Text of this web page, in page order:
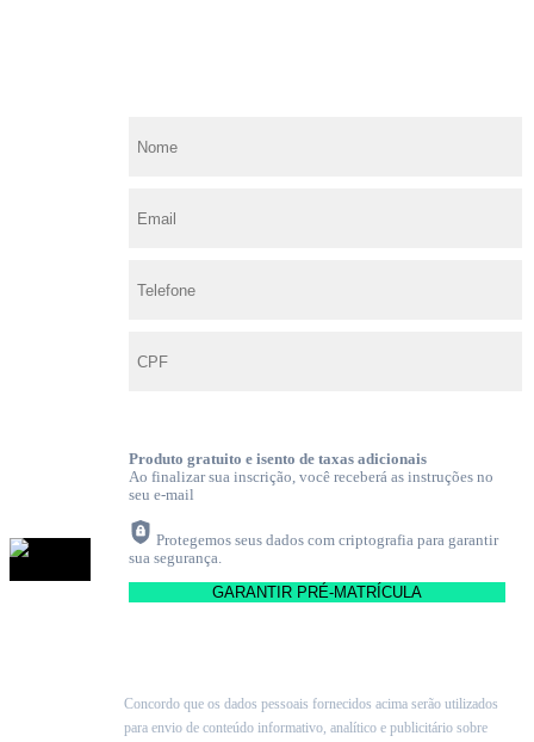
Produto gratuito e isento de taxas adicionais
Ao finalizar sua inscrição, você receberá as instruções no
seu e-mail
Protegemos seus dados com criptografia para garantir
sua segurança.
Concordo que os dados pessoais fornecidos acima serão utilizados
para envio de conteúdo informativo, analítico e publicitário sobre